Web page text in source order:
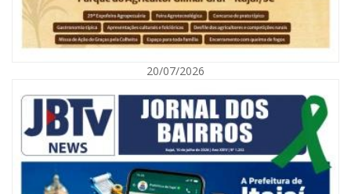
GERAL
20/07/2026